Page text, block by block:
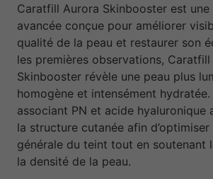
Caratfill Aurora Skinbooster est une
avancée conçue pour améliorer
qualité de la peau et restaurer son
les premières observations, Caratfill
Skinbooster révèle une peau plus
homogène et intensément
associant PN et acide
la structure cutanée afin d’optimiser
générale du teint tout en soutenant
la densité de la peau.